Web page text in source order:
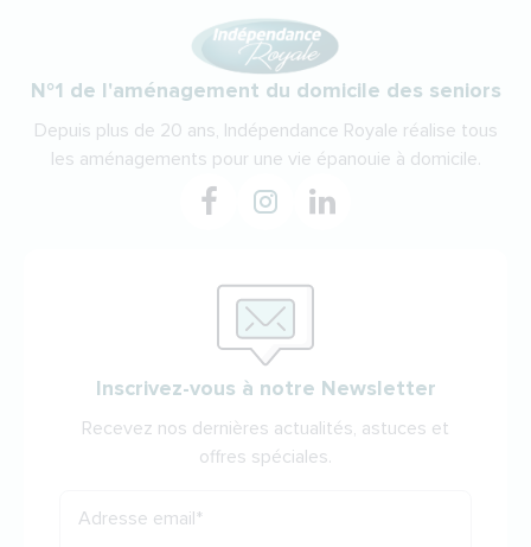
N°1 de l'aménagement du domicile des seniors
Depuis plus de 20 ans, Indépendance Royale réalise tous
les aménagements pour une vie épanouie à domicile.
Inscrivez-vous à notre Newsletter
Recevez nos dernières actualités, astuces et
offres spéciales.
Adresse email*